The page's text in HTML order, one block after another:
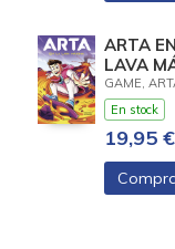
ARTA
LAVA
(ARTA
GAME,
En stock
19,95 €